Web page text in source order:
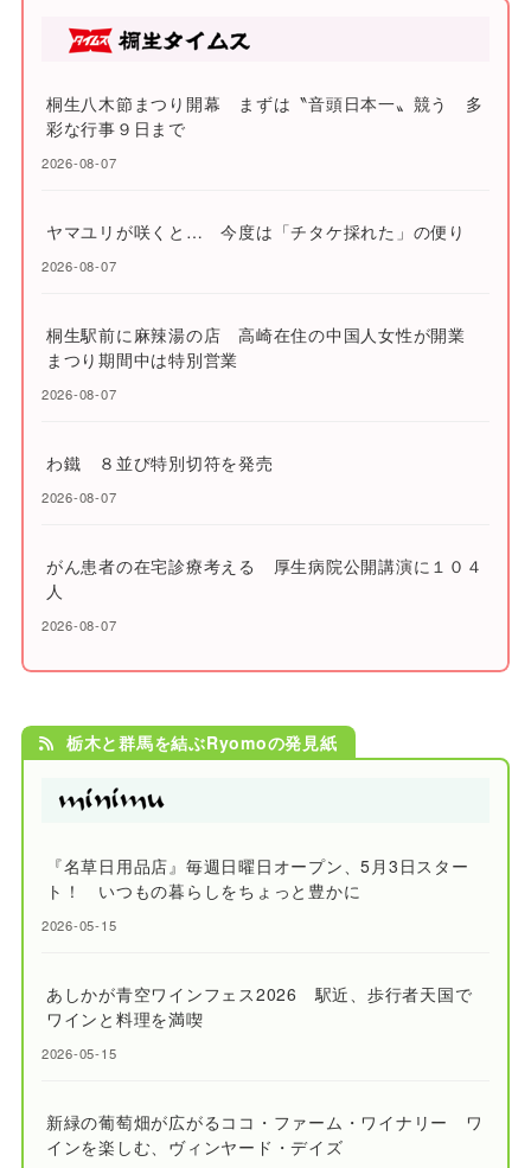
桐生八木節まつり開幕 まずは〝音頭日本一〟競う 多
彩な行事９日まで
2026-08-07
ヤマユリが咲くと… 今度は「チタケ採れた」の便り
2026-08-07
桐生駅前に麻辣湯の店 高崎在住の中国人女性が開業
まつり期間中は特別営業
2026-08-07
わ鐵 ８並び特別切符を発売
2026-08-07
がん患者の在宅診療考える 厚生病院公開講演に１０４
人
2026-08-07
栃木と群馬を結ぶRyomoの発見紙
『名草日用品店』毎週日曜日オープン、5月3日スター
ト！ いつもの暮らしをちょっと豊かに
2026-05-15
あしかが青空ワインフェス2026 駅近、歩行者天国で
ワインと料理を満喫
2026-05-15
新緑の葡萄畑が広がるココ・ファーム・ワイナリー ワ
インを楽しむ、ヴィンヤード・デイズ